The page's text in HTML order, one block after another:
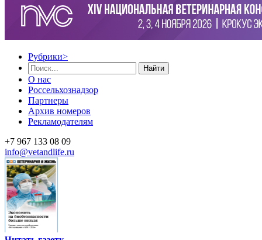
Рубрики>
Найти
О нас
Россельхознадзор
Партнеры
Архив номеров
Рекламодателям
+7 967 133 08 09
info@vetandlife.ru